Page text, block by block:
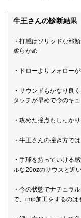
牛王さんの診断結果
・打感はソリッドな部
柔らかめ
・ドローよりフォロー
・サウンドもかなり良
タッチが早めで今のキ
・攻めた撞点もしっか
・牛王さんの撞き方で
・手球を持っていける
ルな20ozのサウスと近
・今の状態でナチュラ
で、imp加工をするのは